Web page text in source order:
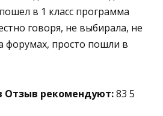
в 1 класс программа
говоря, не выбирала, не
форумах, просто пошли в
Отзыв рекомендуют:83 5